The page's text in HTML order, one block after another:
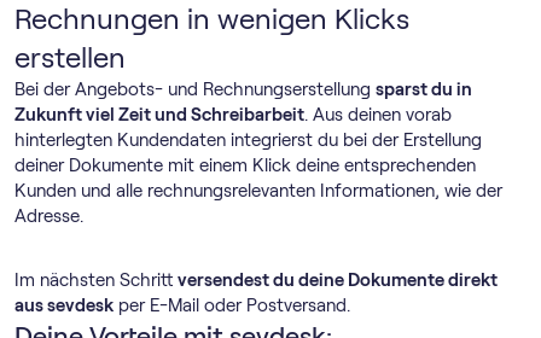
Rechnungen in wenigen Klicks
erstellen
Bei der Angebots- und Rechnungserstellung sparst du in
Zukunft viel Zeit und Schreibarbeit. Aus deinen vorab
hinterlegten Kundendaten integrierst du bei der Erstellung
deiner Dokumente mit einem Klick deine entsprechenden
Kunden und alle rechnungsrelevanten Informationen, wie der
Adresse.
Im nächsten Schritt versendest du deine Dokumente direkt
aus sevdesk per E-Mail oder Postversand.